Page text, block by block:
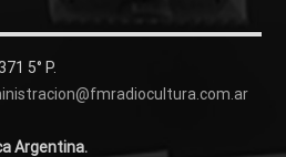
5° P.
Argentina.